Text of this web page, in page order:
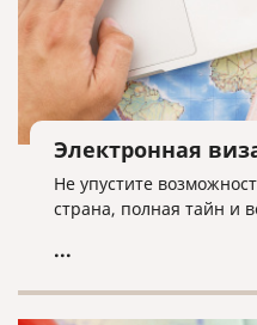
Электронная
Не упустите
страна, полная тайн и
...